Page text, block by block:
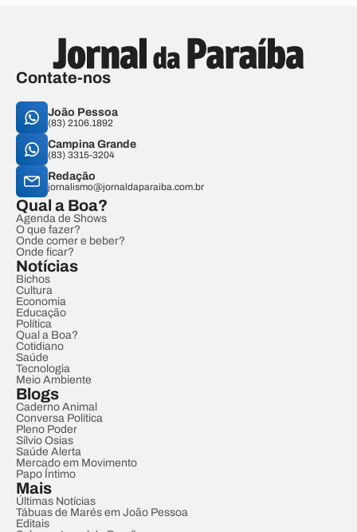
Contate-nos
João Pessoa
(83) 2106.1892
Campina Grande
(83) 3315-3204
Redação
jornalismo@jornaldaparaiba.com.br
Qual a Boa?
Agenda de Shows
O que fazer?
Onde comer e beber?
Onde ficar?
Notícias
Bichos
Cultura
Economia
Educação
Política
Qual a Boa?
Cotidiano
Saúde
Tecnologia
Meio Ambiente
Blogs
Caderno Animal
Conversa Política
Pleno Poder
Sílvio Osias
Saúde Alerta
Mercado em Movimento
Papo Íntimo
Mais
Últimas Notícias
Tábuas de Marés em João Pessoa
Editais